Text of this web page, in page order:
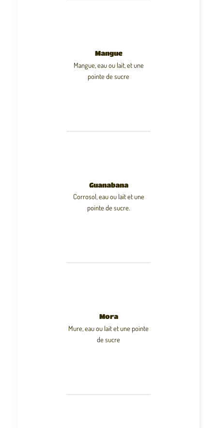
Mangue
Mangue, eau ou lait, et une
pointe de sucre
Guanabana
Corrosol, eau ou lait et une
pointe de sucre.
Mora
Mure, eau ou lait et une pointe
de sucre